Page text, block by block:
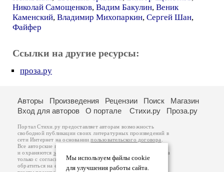
Николай Самощенков, Вадим Бакулин, Веник
Каменский, Владимир Михопаркин, Сергей Шан,
Файфер
Ссылки на другие ресурсы:
проза.ру
Мы используем файлы cookie
для улучшения работы сайта.
Авторы Произведения Рецензии Поиск
Магазин
Вход для авторов
О портале Стихи.ру Проза.ру
Портал Стихи.ру предоставляет авторам возможность
свободной публикации своих литературных произведений в
сети Интернет на основаниипользовательского договора
Все авторские права на произведения принадлежат авторам
и охраняются законом
. Перепечатка произведений возможна
только с согласия его автора, к которому вы можете
обратиться на его авторской странице. Ответственность за